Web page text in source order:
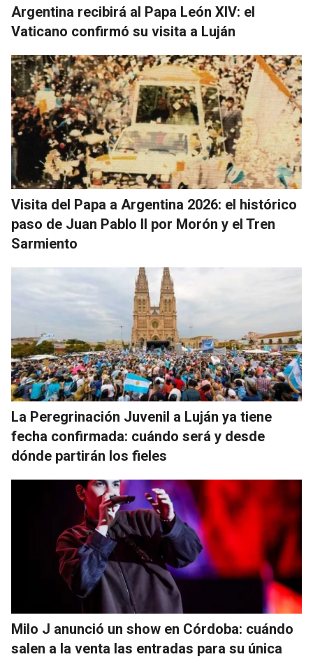
Argentina recibirá al Papa León XIV: el
Vaticano confirmó su visita a Luján
Visita del Papa a Argentina 2026: el histórico
paso de Juan Pablo II por Morón y el Tren
Sarmiento
La Peregrinación Juvenil a Luján ya tiene
fecha confirmada: cuándo será y desde
dónde partirán los fieles
Milo J anunció un show en Córdoba: cuándo
salen a la venta las entradas para su única